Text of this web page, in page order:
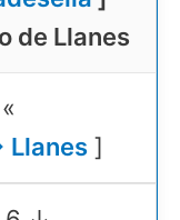
de Llanes
«
Llanes]